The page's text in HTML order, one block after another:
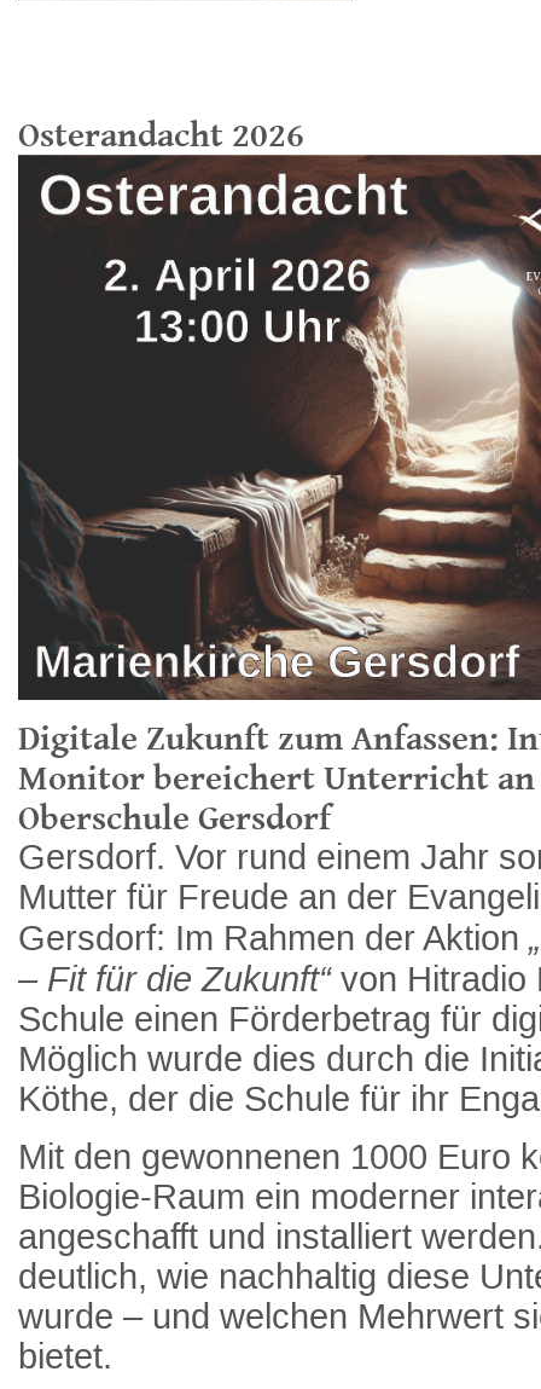
Osterandacht 2026
Digitale Zukunft zum Anfassen:
Monitor bereichert Unterricht an
Oberschule Gersdorf
Gersdorf. Vor rund einem Jahr
Mutter für Freude an der
Gersdorf: Im Rahmen der Aktion
– Fit für die Zukunft“von Hitradio
Schule einen Förderbetrag für
Möglich wurde dies durch die
Köthe, der die Schule für ihr
Mit den gewonnenen 1000 Euro
Biologie-Raum ein moderner
angeschafft und installiert
deutlich, wie nachhaltig diese
wurde – und welchen Mehrwert
bietet.